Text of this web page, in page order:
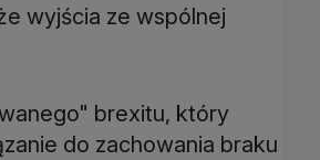
wyjścia ze wspólnej
brexitu, który
do zachowania braku